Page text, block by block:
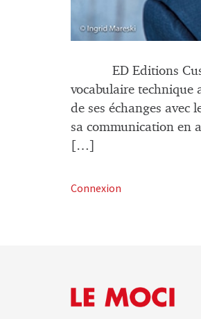
ED Editions
vocabulaire technique
de ses échanges avec
sa communication en
[…]
Connexion